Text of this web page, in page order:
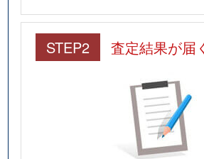
STEP2 査定結果が届